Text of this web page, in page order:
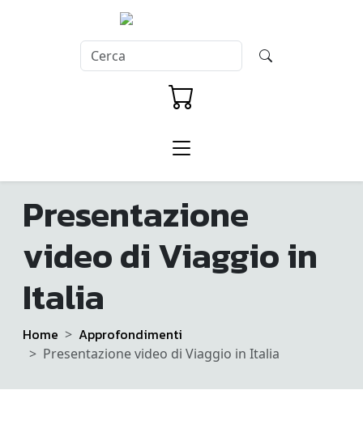
Presentazione
video di Viaggio in
Italia
Home Approfondimenti
Presentazione video di Viaggio in Italia